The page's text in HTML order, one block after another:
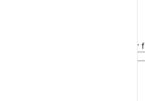
Cria uma conta gratuita para